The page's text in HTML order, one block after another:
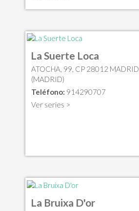
La Suerte Loca
ATOCHA, 99, CP 28012 MADRID
(MADRID)
Teléfono: 914290707
Ver series >
La Bruixa D'or